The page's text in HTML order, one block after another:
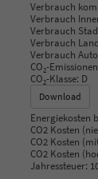
Verbrauch
Verbrauch
Verbrauch
Verbrauch
Verbrauch
CO2-
CO2-Klasse: D
Download
Energiekosten
CO2 Kosten
CO2 Kosten
CO2 Kosten
Jahressteuer: